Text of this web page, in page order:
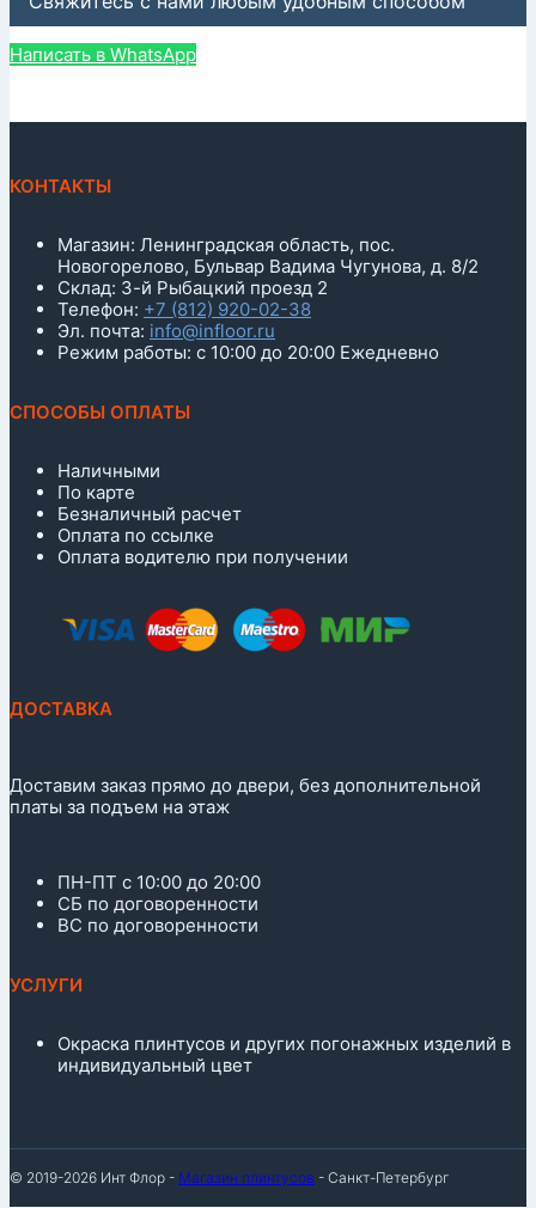
Написать в WhatsApp
КОНТАКТЫ
Магазин: Ленинградская область, пос.
Новогорелово, Бульвар Вадима Чугунова, д. 8/2
Склад: 3-й Рыбацкий проезд 2
Телефон: +7 (812) 920-02-38
Эл. почта: info@infloor.ru
Режим работы: с 10:00 до 20:00 Ежедневно
СПОСОБЫ ОПЛАТЫ
Наличными
По карте
Безналичный расчет
Оплата по ссылке
Оплата водителю при получении
ДОСТАВКА
Доставим заказ прямо до двери, без дополнительной
платы за подъем на этаж
ПН-ПТ с 10:00 до 20:00
СБ по договоренности
ВС по договоренности
УСЛУГИ
Окраска плинтусов и других погонажных изделий в
индивидуальный цвет
© 2019-2026 Инт Флор - Магазин плинтусов - Санкт-Петербург